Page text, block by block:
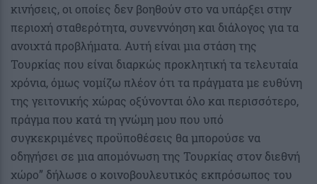
κινήσεις, οι οποίες δεν βοηθούν στο να υπάρξει στην
περιοχή σταθερότητα, συνεννόηση και διάλογος για τα
ανοιχτά προβλήματα. Αυτή είναι μια στάση της
Τουρκίας που είναι διαρκώς προκλητική τα τελευταία
χρόνια, όμως νομίζω πλέον ότι τα πράγματα με ευθύνη
της γειτονικής χώρας οξύνονται όλο και περισσότερο,
πράγμα που κατά τη γνώμη μου που υπό
συγκεκριμένες προϋποθέσεις θα μπορούσε να
οδηγήσει σε μια απομόνωση της Τουρκίας στον διεθνή
χώρο” δήλωσε ο κοινοβουλευτικός εκπρόσωπος του